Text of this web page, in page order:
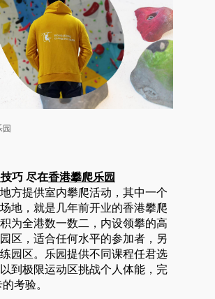
园
巧 尽在香港攀爬乐园
方提供室内攀爬活动，其中一个
地，就是几年前开业的香港攀爬
为全港数一数二，内设领攀的高
区，适合任何水平的参加者，另
园区。乐园提供不同课程任君选
到极限运动区挑战个人体能，完
考验。